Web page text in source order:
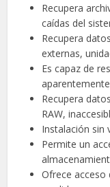
Recupera
caídas del
Recupera
externas,
Es capaz de
Recupera
RAW,
Instalación sin
Permite un
Ofrece acceso